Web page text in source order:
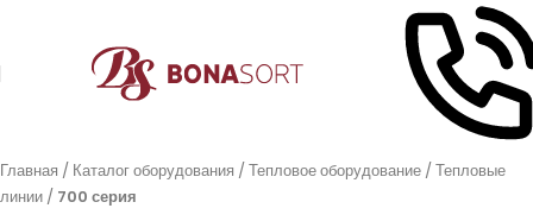
Главная Каталог оборудования Тепловое оборудование
Тепловые
линии
700 серия